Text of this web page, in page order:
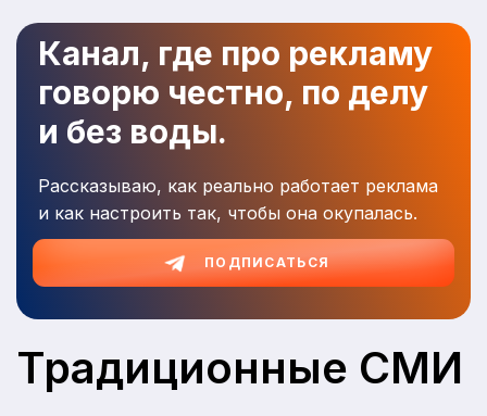
Канал, где про рекламу
говорю честно, по делу
и без воды.
Рассказываю, как реально работает реклама
и как настроить так, чтобы она окупалась.
ПОДПИСАТЬСЯ
Традиционные СМИ